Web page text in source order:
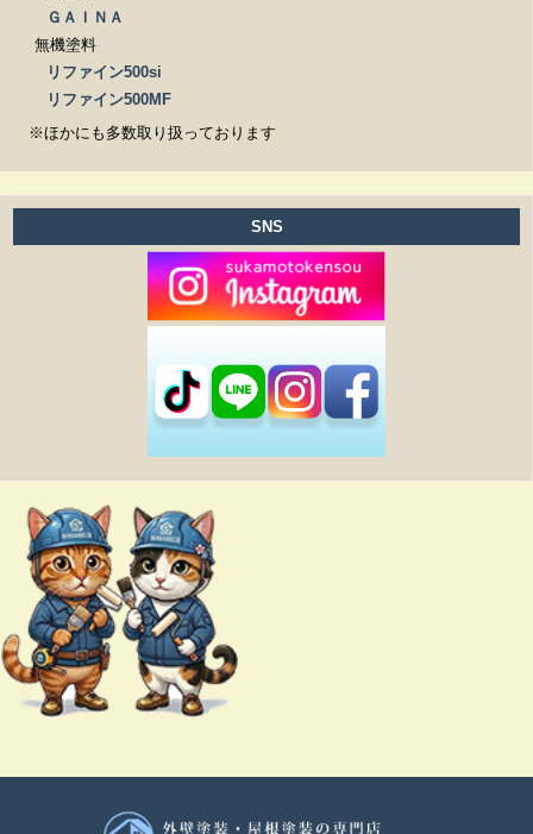
ＧＡＩＮＡ
無機塗料
リファイン500si
リファイン500MF
※ほかにも多数取り扱っております
SNS